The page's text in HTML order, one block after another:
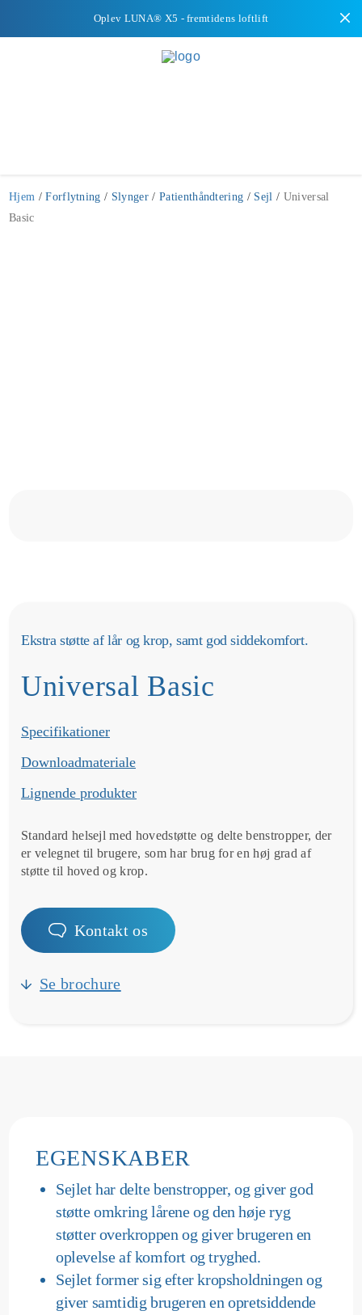
Oplev LUNA® X5 - fremtidens loftlift
Hjem /Forflytning / Slynger / Patienthåndtering / Sejl / Universal
Basic
Ekstra støtte af lår og krop, samt god siddekomfort.
Universal Basic
Specifikationer
Downloadmateriale
Lignende produkter
Standard helsejl med hovedstøtte og delte benstropper, der
er velegnet til brugere, som har brug for en høj grad af
støtte til hoved og krop.
Kontakt os
Se brochure
EGENSKABER
Sejlet har delte benstropper, og giver god
støtte omkring lårene og den høje ryg
støtter overkroppen og giver brugeren en
oplevelse af komfort og tryghed.
Sejlet former sig efter kropsholdningen og
giver samtidig brugeren en opretsiddende